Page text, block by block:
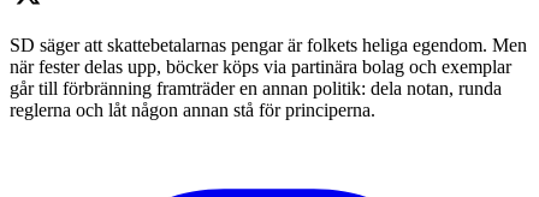
SD säger att skattebetalarnas pengar är folkets heliga egendom. Men
när fester delas upp, böcker köps via partinära bolag och exemplar
går till förbränning framträder en annan politik: dela notan, runda
reglerna och låt någon annan stå för principerna.